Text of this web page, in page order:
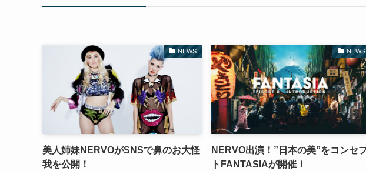
NEWS
美人姉妹NERVOがSNSで鼻のお大怪
我を公開！
NEWS
NERVO出演！”日本の美”をコンセ
トFANTASIAが開催！